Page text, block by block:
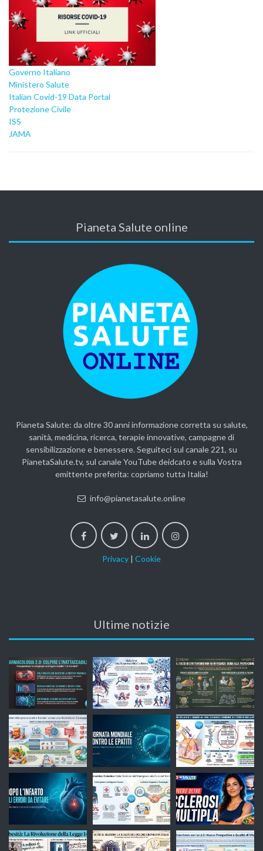
Governo Italiano
Ministero Salute
Italian Covid-19 Data Portal
Protezione Civile
ISS
JAMA
Pianeta Salute online
Pianeta Salute: da oltre 30 anni informazione corretta su salute,
sanità, medicina, ricerca, terapie innovative, campagne di
sensibilizzazione e benessere. Seguiteci sul canale 221, su
PianetaSalute.tv, sul canale YouTube deidcato e sulla Vostra
emittente preferita: copriamo tutta Italia!
info@pianetasalute.online
Privacy | Cookie
Ultime notizie